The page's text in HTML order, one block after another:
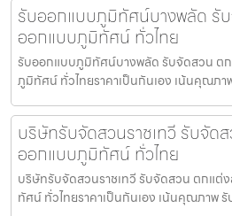
รับออกแบบภูมิทัศน์บางพลัด รั
ออกแบบภูมิทัศน์ ทั่วไทย
รับออกแบบภูมิทัศน์บางพลัด รับจัดสวน ต
ภูมิทัศน์ ทั่วไทยราคาเป็นกันเอง เน้นคุณภา
บริษัทรับจัดสวนราชเทวี รับจัด
ออกแบบภูมิทัศน์ ทั่วไทย
บริษัทรับจัดสวนราชเทวี รับจัดสวน ตกแ
ทัศน์ ทั่วไทยราคาเป็นกันเอง เน้นคุณภาพ